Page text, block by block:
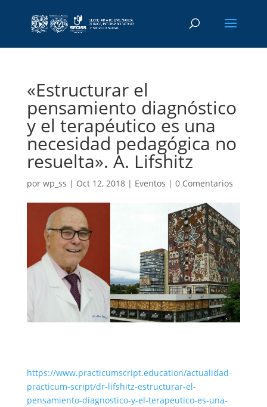
«Estructurar el
pensamiento diagnóstico
y el terapéutico es una
necesidad pedagógica no
resuelta». A. Lifshitz
por wp_ss | Oct 12, 2018| Eventos | 0 Comentarios
https://www.practicumscript.education/actualidad-
practicum-script/dr-lifshitz-estructurar-el-
pensamiento-diagnostico-y-el-terapeutico-es-una-